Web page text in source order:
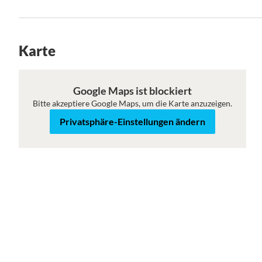
Karte
Satellit
Google Maps ist blockiert
Bitte akzeptiere Google Maps, um die Karte anzuzeigen.
Privatsphäre-Einstellungen ändern